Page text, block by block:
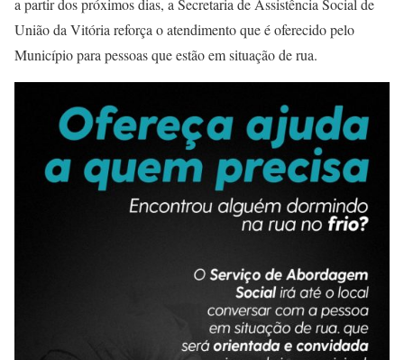
a partir dos próximos dias, a Secretaria de Assistência Social de
União da Vitória reforça o atendimento que é oferecido pelo
Município para pessoas que estão em situação de rua.